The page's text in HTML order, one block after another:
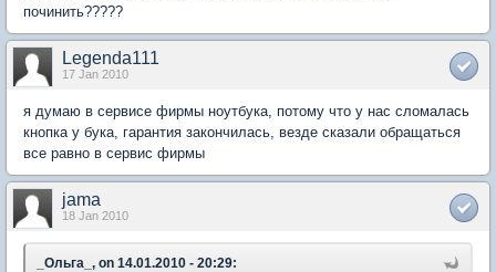
починить?????
Legenda111
17 Jan 2010
я думаю в сервисе фирмы ноутбука, потому что у нас сломалась
кнопка у бука, гарантия закончилась, везде сказали обращаться
все равно в сервис фирмы
jama
18 Jan 2010
_Ольга_, on 14.01.2010 - 20:29: